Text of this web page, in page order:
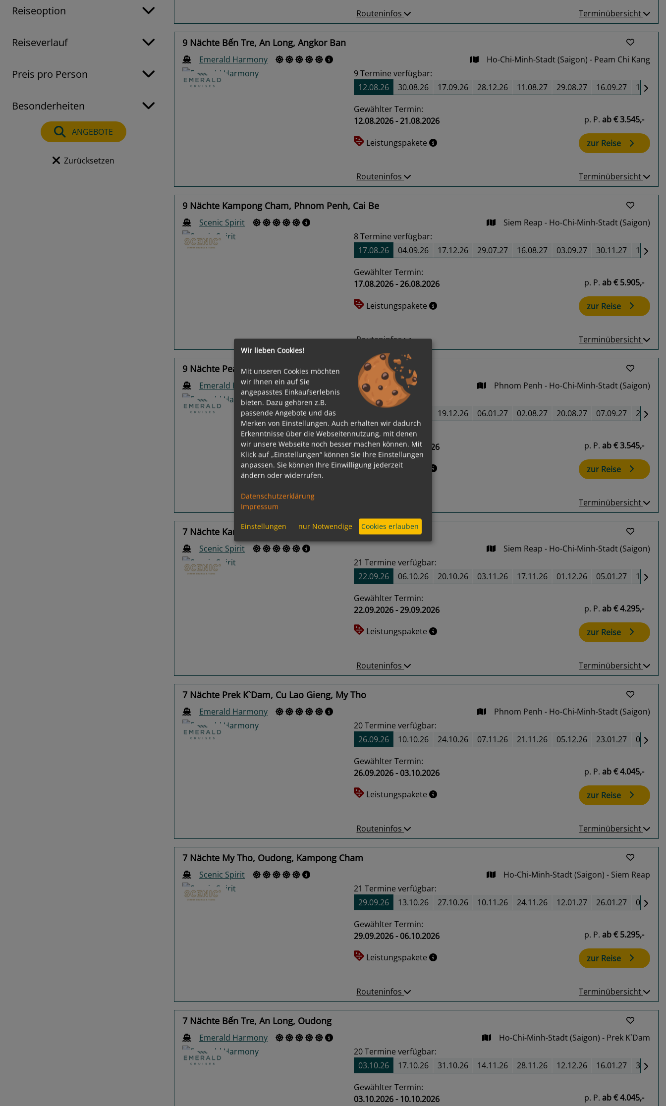
Reiseoption
Reiseverlauf
Preis pro Person
Besonderheiten
ANGEBOTE
Zurücksetzen
Routeninfos Terminübersicht
9 Nächte Bến Tre, An Long, Angkor Ban
Emerald Harmony Ho-Chi-Minh-Stadt (Saigon) - Peam Chi Kang
9Termine verfügbar:
12.08.26
30.08.26 17.09.26 28.12.26 11.08.27 29.08.27 16.09.27
Gewählter Termin:
12.08.2026 - 21.08.2026
Leistungspakete
p. P. ab€ 3.545,-
zur Reise
Routeninfos Terminübersicht
9 Nächte Kampong Cham, Phnom Penh, Cai Be
Scenic Spirit Siem Reap - Ho-Chi-Minh-Stadt (Saigon)
8Termine verfügbar:
17.08.26
04.09.26 17.12.26 29.07.27 16.08.27 03.09.27 30.11.27
Gewählter Termin:
17.08.2026 - 26.08.2026
Leistungspakete
p. P. ab€ 5.905,-
zur Reise
Routeninfos Terminübersicht
9 Nächte Peam Chi Kang, An Long, Bến Tre
Emerald Harmony Phnom Penh - Ho-Chi-Minh-Stadt (Saigon)
Next
Termine verfügbar:
19.12.26 06.01.27 02.08.27 20.08.27 07.09.27
Gewählter Termin:
21.08.2026 - 30.08.2026
Leistungspakete
p. P. ab€ 3.545,-
zur Reise
Terminübersicht
7 Nächte Kampong Cham, Phnom Penh, Cai Be
Scenic Spirit Siem Reap - Ho-Chi-Minh-Stadt (Saigon)
21Termine verfügbar:
22.09.26
06.10.26 20.10.26 03.11.26 17.11.26 01.12.26 05.01.27
Gewählter Termin:
22.09.2026 - 29.09.2026
Leistungspakete
p. P. ab€ 4.295,-
zur Reise
Routeninfos Terminübersicht
7 Nächte Prek K`Dam, Cu Lao Gieng, My Tho
Emerald Harmony Phnom Penh - Ho-Chi-Minh-Stadt (Saigon)
20Termine verfügbar:
26.09.26
10.10.26 24.10.26 07.11.26 21.11.26 05.12.26 23.01.27
Gewählter Termin:
26.09.2026 - 03.10.2026
Leistungspakete
p. P. ab€ 4.045,-
zur Reise
Routeninfos Terminübersicht
7 Nächte My Tho, Oudong, Kampong Cham
Scenic Spirit Ho-Chi-Minh-Stadt (Saigon) - Siem Reap
21Termine verfügbar:
29.09.26
13.10.26 27.10.26 10.11.26 24.11.26 12.01.27 26.01.27
Gewählter Termin:
29.09.2026 - 06.10.2026
Leistungspakete
p. P. ab€ 5.295,-
zur Reise
Routeninfos Terminübersicht
7 Nächte Bến Tre, An Long, Oudong
Emerald Harmony Ho-Chi-Minh-Stadt (Saigon) - Prek K`Dam
20Termine verfügbar:
03.10.26
17.10.26 31.10.26 14.11.26 28.11.26 12.12.26 16.01.27
Gewählter Termin:
03.10.2026 - 10.10.2026
p. P. ab€ 4.045,-
Wir lieben Cookies!
Mit unseren Cookies möchten
wir Ihnen ein auf Sie
angepasstes Einkaufserlebnis
bieten. Dazu gehören z.B.
passende Angebote und das
Merken von Einstellungen. Auch erhalten wir dadurch
Erkenntnisse über die Webseitennutzung, mit denen
wir unsere Webseite noch besser machen können. Mit
Klick auf „Einstellungen“ können Sie Ihre Einstellungen
anpassen. Sie können Ihre Einwilligung jederzeit
ändern oder widerrufen.
Datenschutzerklärung
Impressum
Einstellungen nur Notwendige Cookies erlauben